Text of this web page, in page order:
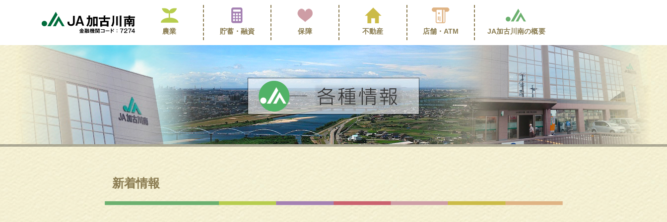
農業 貯蓄・ 融資 保障 不動産 店舗・ ATM JA加古川南の概要
新着情報